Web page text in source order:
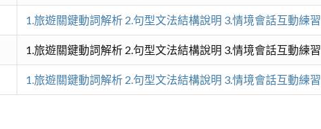
1.旅遊關鍵動詞解析 2.句型文法結構說明 3.情境會話互動練習
1.旅遊關鍵動詞解析 2.句型文法結構說明 3.情境會話互動練習
1.旅遊關鍵動詞解析 2.句型文法結構說明 3.情境會話互動練習